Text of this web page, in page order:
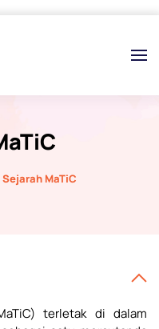
Sejarah MaTiC
terletak di dalam